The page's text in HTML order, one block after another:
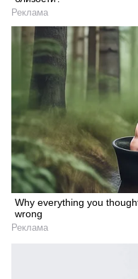
Реклама
Why everything you
wrong
Реклама